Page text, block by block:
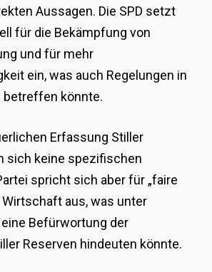
Aussagen. Die SPD setzt
für die Bekämpfung von
und für mehr
ein, was auch Regelungen in
betreffen könnte.
Erfassung Stiller
sich keine spezifischen
spricht sich aber für „faire
Wirtschaft aus, was unter
Befürwortung der
Reserven hindeuten könnte.